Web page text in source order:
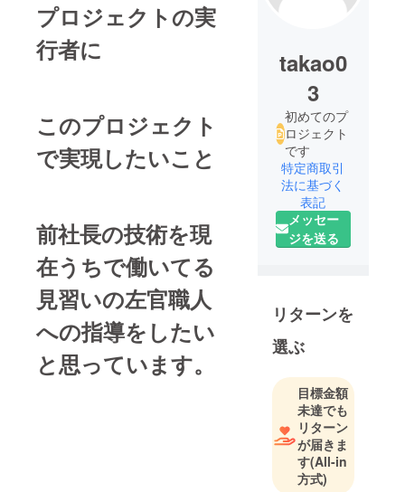
プロジェクトの実
行者に
このプロジェクト
で実現したいこと
前社長の技術を現
在うちで働いてる
見習いの左官職人
への指導をしたい
と思っています。
takao0
3
初めてのプ
ロジェクト
です
特定商取引
法に基づく
表記
メッセー
ジを送る
リターンを
選ぶ
目標金額
未達でも
リターン
が届きま
す(All-in
方式)